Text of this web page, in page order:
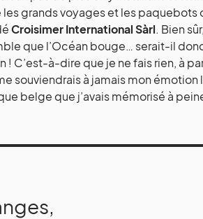
les grands voyages et les paquebots
Croisimer International Sàrl. Bien
que l’Océan bouge… serait-il
C’est-à-dire que je ne fais rien, à
souviendrais à jamais mon émotion
belge que j’avais mémorisé à